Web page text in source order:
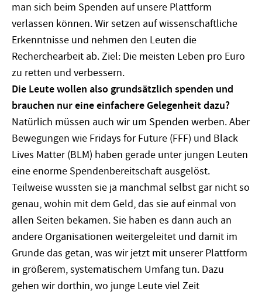
man sich beim Spenden auf unsere Plattform
verlassen können. Wir setzen auf wissenschaftliche
Erkenntnisse und nehmen den Leuten die
Recherchearbeit ab. Ziel: Die meisten Leben pro Euro
zu retten und verbessern.
Die Leute wollen also grundsätzlich spenden und
brauchen nur eine einfachere Gelegenheit dazu?
Natürlich müssen auch wir um Spenden werben. Aber
Bewegungen wie Fridays for Future (FFF) und Black
Lives Matter (BLM) haben gerade unter jungen Leuten
eine enorme Spendenbereitschaft ausgelöst.
Teilweise wussten sie ja manchmal selbst gar nicht so
genau, wohin mit dem Geld, das sie auf einmal von
allen Seiten bekamen. Sie haben es dann auch an
andere Organisationen weitergeleitet und damit im
Grunde das getan, was wir jetzt mit unserer Plattform
in größerem, systematischem Umfang tun. Dazu
gehen wir dorthin, wo junge Leute viel Zeit